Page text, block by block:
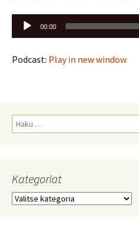
Äänitoistin
00:00
Podcast: Play in new window
Haku:
Kategoriat
Kategoriat